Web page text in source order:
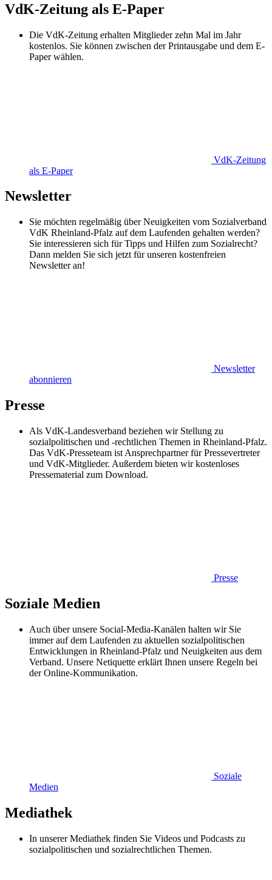
VdK-Zeitung als E-Paper
Die VdK-Zeitung erhalten Mitglieder zehn Mal im Jahr
kostenlos. Sie können zwischen der Printausgabe und dem E-
Paper wählen.
VdK-Zeitung
als E-Paper
Newsletter
Sie möchten regelmäßig über Neuigkeiten vom Sozialverband
VdK Rheinland-Pfalz auf dem Laufenden gehalten werden?
Sie interessieren sich für Tipps und Hilfen zum Sozialrecht?
Dann melden Sie sich jetzt für unseren kostenfreien
Newsletter an!
Newsletter
abonnieren
Presse
Als VdK-Landesverband beziehen wir Stellung zu
sozialpolitischen und -rechtlichen Themen in Rheinland-Pfalz.
Das VdK-Presseteam ist Ansprechpartner für Pressevertreter
und VdK-Mitglieder. Außerdem bieten wir kostenloses
Pressematerial zum Download.
Presse
Soziale Medien
Auch über unsere Social-Media-Kanälen halten wir Sie
immer auf dem Laufenden zu aktuellen sozialpolitischen
Entwicklungen in Rheinland-Pfalz und Neuigkeiten aus dem
Verband. Unsere Netiquette erklärt Ihnen unsere Regeln bei
der Online-Kommunikation.
Soziale
Medien
Mediathek
In unserer Mediathek finden Sie Videos und Podcasts zu
sozialpolitischen und sozialrechtlichen Themen.